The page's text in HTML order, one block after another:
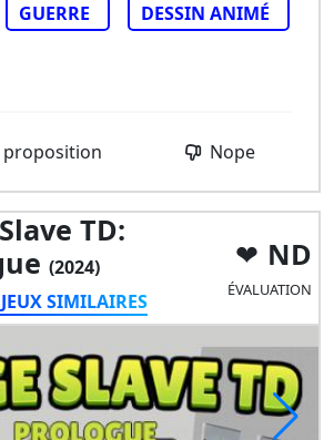
GUERRE
DESSIN ANIMÉ
proposition Nope
TD:
(2024)
SIMILAIRES
ND
ÉVALUATION